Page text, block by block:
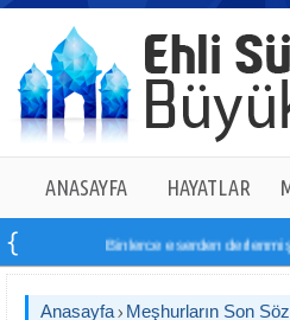
ANASAYFA HAYATLAR
Binlerce eserden derlenmiş
Anasayfa Meşhurların Son